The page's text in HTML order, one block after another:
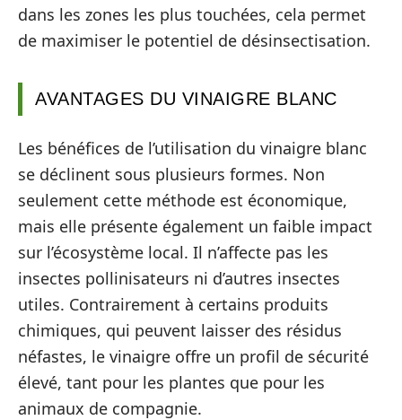
dans les zones les plus touchées, cela permet
de maximiser le potentiel de désinsectisation.
AVANTAGES DU VINAIGRE BLANC
Les bénéfices de l’utilisation du vinaigre blanc
se déclinent sous plusieurs formes. Non
seulement cette méthode est économique,
mais elle présente également un faible impact
sur l’écosystème local. Il n’affecte pas les
insectes pollinisateurs ni d’autres insectes
utiles. Contrairement à certains produits
chimiques, qui peuvent laisser des résidus
néfastes, le vinaigre offre un profil de sécurité
élevé, tant pour les plantes que pour les
animaux de compagnie.